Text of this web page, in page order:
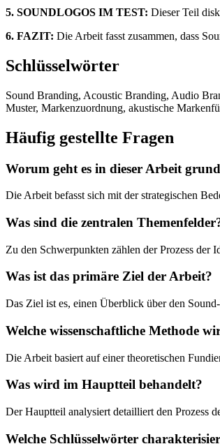
5. SOUNDLOGOS IM TEST: Dieser Teil
6. FAZIT: Die Arbeit fasst zusammen, dass
Schlüsselwörter
Sound Branding, Acoustic Branding, Audio
Muster, Markenzuordnung, akustische
Häufig gestellte Fragen
Worum geht es in dieser Arbeit
Die Arbeit befasst sich mit der strategischen
Was sind die zentralen
Zu den Schwerpunkten zählen der Prozess der
Was ist das primäre Ziel der Arbeit?
Das Ziel ist es, einen Überblick über den
Welche wissenschaftliche Methode
Die Arbeit basiert auf einer theoretischen
Was wird im Hauptteil behandelt?
Der Hauptteil analysiert detailliert den Prozess
Welche Schlüsselwörter